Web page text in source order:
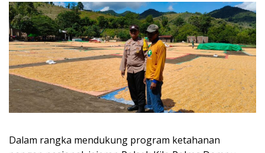
Dalam rangka mendukung program ketahanan